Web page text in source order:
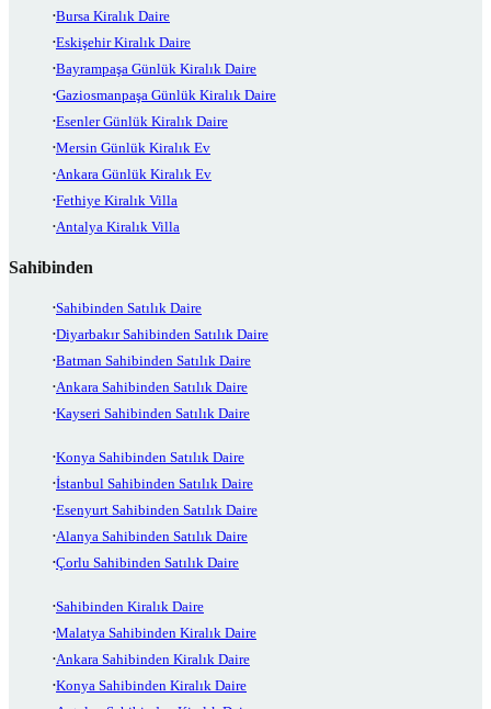
Bursa Kiralık Daire
Eskişehir Kiralık Daire
Bayrampaşa Günlük Kiralık Daire
Gaziosmanpaşa Günlük Kiralık Daire
Esenler Günlük Kiralık Daire
Mersin Günlük Kiralık Ev
Ankara Günlük Kiralık Ev
Fethiye Kiralık Villa
Antalya Kiralık Villa
Sahibinden
Sahibinden Satılık Daire
Diyarbakır Sahibinden Satılık Daire
Batman Sahibinden Satılık Daire
Ankara Sahibinden Satılık Daire
Kayseri Sahibinden Satılık Daire
Konya Sahibinden Satılık Daire
İstanbul Sahibinden Satılık Daire
Esenyurt Sahibinden Satılık Daire
Alanya Sahibinden Satılık Daire
Çorlu Sahibinden Satılık Daire
Sahibinden Kiralık Daire
Malatya Sahibinden Kiralık Daire
Ankara Sahibinden Kiralık Daire
Konya Sahibinden Kiralık Daire